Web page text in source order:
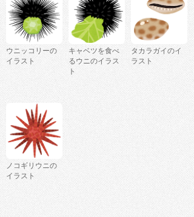
ウニッコリーの
イラスト
キャベツを食べ
るウニのイラス
ト
タカラガイのイ
ラスト
ノコギリウニの
イラスト